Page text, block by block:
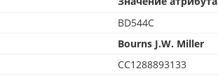
15+ лет опыта в контроле качества
Защита от подделок по стандартам CMA
BD544C
Bourns J.W. Miller
CC1288893133